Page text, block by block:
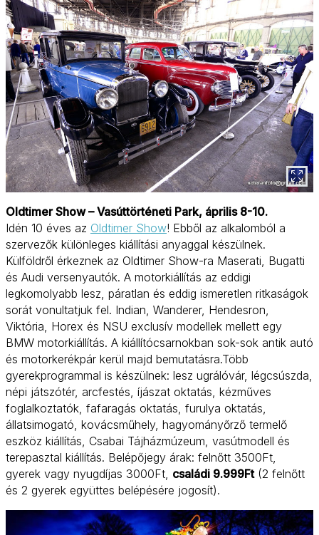
Oldtimer Show – Vasúttörténeti Park, április 8-10.
Idén 10 éves az Oldtimer Show! Ebből az alkalomból a
szervezők különleges kiállítási anyaggal készülnek.
Külföldről érkeznek az Oldtimer Show-ra Maserati, Bugatti
és Audi versenyautók. A motorkiállítás az eddigi
legkomolyabb lesz, páratlan és eddig ismeretlen ritkaságok
sorát vonultatjuk fel. Indian, Wanderer, Hendesron,
Viktória, Horex és NSU exclusív modellek mellett egy
BMW motorkiállítás. A kiállítócsarnokban sok-sok antik autó
és motorkerékpár kerül majd bemutatásra.Több
gyerekprogrammal is készülnek: lesz ugrálóvár, légcsúszda,
népi játszótér, arcfestés, íjászat oktatás, kézműves
foglalkoztatók, fafaragás oktatás, furulya oktatás,
állatsimogató, kovácsműhely, hagyományőrző termelő
eszköz kiállítás, Csabai Tájházmúzeum, vasútmodell és
terepasztal kiállítás. Belépőjegy árak: felnőtt 3500Ft,
gyerek vagy nyugdíjas 3000Ft, családi 9.999Ft(2 felnőtt
és 2 gyerek együttes belépésére jogosít).